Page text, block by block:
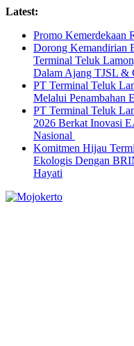
Skip
content
Latest:
Promo Kemerdekaan
Dorong Kemandirian
Terminal Teluk
Dalam Ajang TJSL &
PT Terminal Teluk
Melalui Penambahan
PT Terminal Teluk
2026 Berkat Inovasi
Nasional
Komitmen Hijau
Ekologis Dengan
Hayati